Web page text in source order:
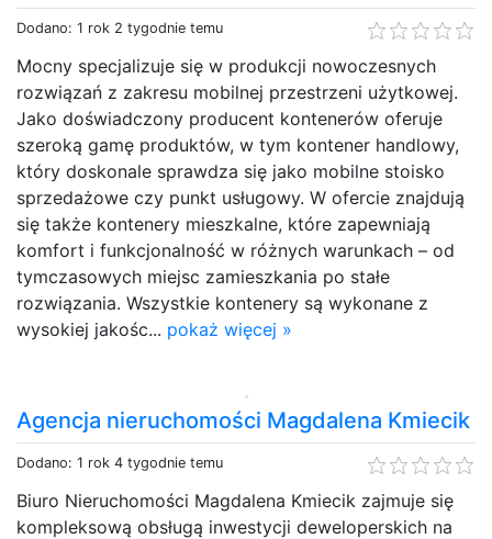
Dodano: 1 rok 2 tygodnie temu
Mocny specjalizuje się w produkcji nowoczesnych
rozwiązań z zakresu mobilnej przestrzeni użytkowej.
Jako doświadczony producent kontenerów oferuje
szeroką gamę produktów, w tym kontener handlowy,
który doskonale sprawdza się jako mobilne stoisko
sprzedażowe czy punkt usługowy. W ofercie znajdują
się także kontenery mieszkalne, które zapewniają
komfort i funkcjonalność w różnych warunkach – od
tymczasowych miejsc zamieszkania po stałe
rozwiązania. Wszystkie kontenery są wykonane z
wysokiej jakośc... pokaż więcej »
Agencja nieruchomości Magdalena Kmiecik
Dodano: 1 rok 4 tygodnie temu
Biuro Nieruchomości Magdalena Kmiecik zajmuje się
kompleksową obsługą inwestycji deweloperskich na